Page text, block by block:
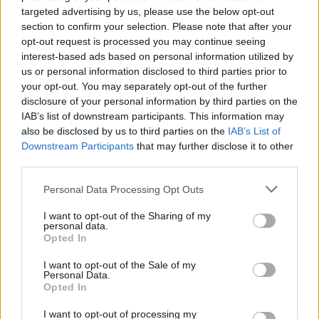
targeted advertising by us, please use the below opt-out
section to confirm your selection. Please note that after your
opt-out request is processed you may continue seeing
interest-based ads based on personal information utilized by
us or personal information disclosed to third parties prior to
your opt-out. You may separately opt-out of the further
disclosure of your personal information by third parties on the
IAB’s list of downstream participants. This information may
also be disclosed by us to third parties on the IAB’s List of
Downstream Participants that may further disclose it to other
Personal Data Processing Opt Outs
I want to opt-out of the Sharing of my
personal data.
Opted In
I want to opt-out of the Sale of my
Personal Data.
Opted In
I want to opt-out of processing my
gość
Macica
Witam od miesiąca wystaje mi coś z pochwy
myślę że to macica nie mogę utrzymać moczu
czy będzie konieczny zabieg
Forum: Ginekologia - forum dla rodziny i
pacjentki
ciąża test ciążowy
Reklama: